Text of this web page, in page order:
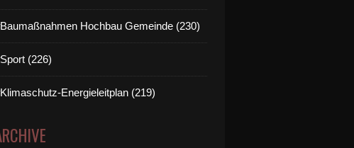
Hochbau Gemeinde (230)
(226)
Energieleitplan (219)